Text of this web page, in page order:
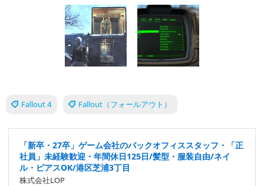
Fallout 4 Fallout（フォールアウト）
「新卒・27卒」ゲーム会社のバックオフィススタッフ・「正
社員」未経験歓迎・年間休日125日/髪型・服装自由/ネイ
ル・ピアスOK/港区芝浦3丁目
株式会社LOP